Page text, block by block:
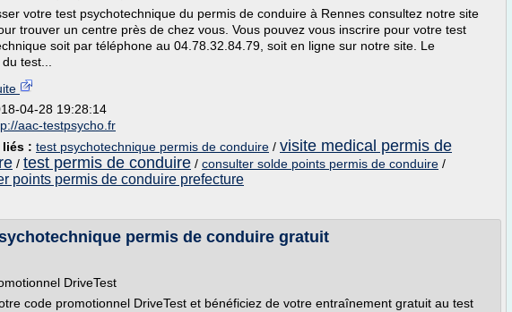
votre test psychotechnique du permis de conduire à Rennes consultez notre site
trouver un centre près de chez vous. Vous pouvez vous inscrire pour votre test
soit par téléphone au 04.78.32.84.79, soit en ligne sur notre site. Le
test...
04-28 19:28:14
aac-testpsycho.fr
liés : test psychotechnique permis de conduire / visite medical permis de
/ test permis de conduire / consulter solde points permis de conduire /
points permis de conduire prefecture
permis de conduire gratuit
DriveTest
code promotionnel DriveTest et bénéficiez de votre entraînement gratuit au test